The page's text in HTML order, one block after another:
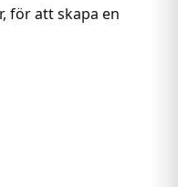
för att skapa en